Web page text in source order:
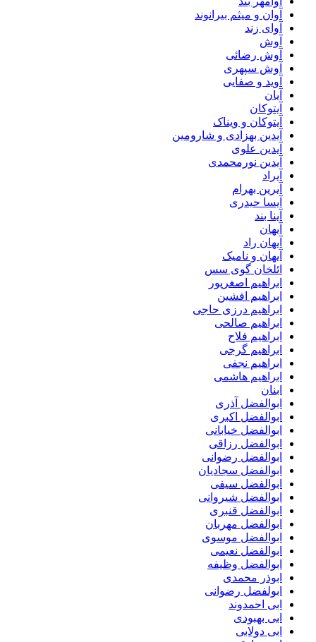
آوان و میثم بیرانوند
آوای زند
آوش
آوش رضائی
آوش سپهری
آوید و صفایی
آیان
آیتوکان
آیتوکان و ویناک
آیدین بهزادی و شارومین
آیدین علوی
آیدین نورمحمدی
آیراد
آیرین بهرام
آیسا حیدری
آینا بند
آیهان
آیهان راد
آیهان و نامیک
ائلخان گوی سس
ابراهیم اصغرپور
ابراهیم افشین
ابراهیم درزی حاجی
ابراهیم صالحی
ابراهیم فلاح
ابراهیم گرجی
ابراهیم نجفی
ابراهیم هاشمی
ابنان
ابوالفضل آذری
ابوالفضل اکبری
ابوالفضل خیابانی
ابوالفضل رزاقی
ابوالفضل رضوانی
ابوالفضل سجادیان
ابوالفضل سیفی
ابوالفضل شیروانی
ابوالفضل قنبری
ابوالفضل مهربان
ابوالفضل موسوی
ابوالفضل نعیمی
ابوالفضل وظیفه
ابوذر محمدی
ابولفضل رضوانی
ابی احمدوند
ابی بهبودی
ابی دولابی